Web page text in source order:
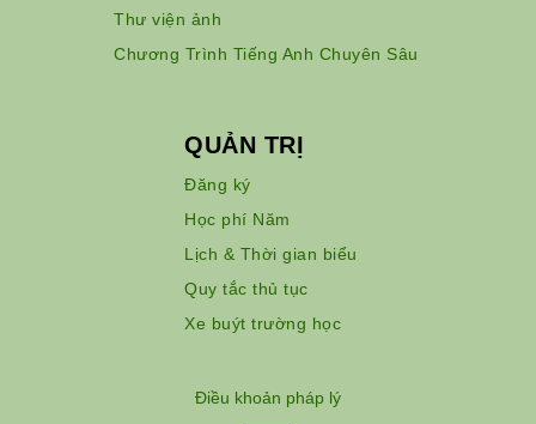
Thư viện ảnh
Chương Trình Tiếng Anh Chuyên Sâu
QUẢN TRỊ
Đăng ký
Học phí Năm
Lịch & Thời gian biểu
Quy tắc thủ tục
Xe buýt trường học
Điều khoản pháp lý